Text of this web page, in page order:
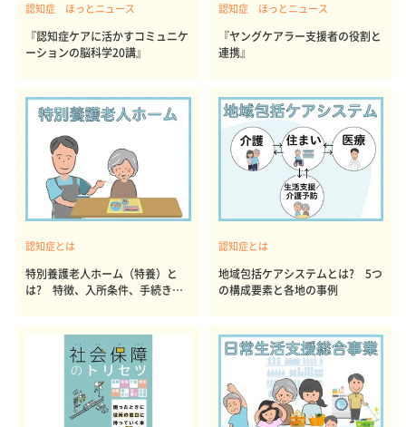
認知症 ほっとニュース
『認知症ケアに活かすコミュニケ
ーションの脳科学20講』
認知症 ほっとニュース
『ヤングケアラー支援者の役割と
連携』
認知症とは
特別養護老人ホーム（特養）と
は? 特徴、入所条件、手続き、
認知症とは
地域包括ケアシステムとは? 5つ
の構成要素と各地の事例